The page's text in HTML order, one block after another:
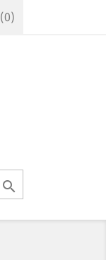
(0)
